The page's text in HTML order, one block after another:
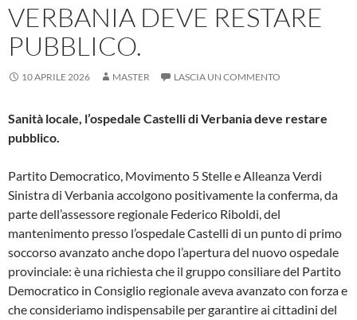
VERBANIA DEVE RESTARE
PUBBLICO.
10 APRILE 2026 MASTER LASCIA UN COMMENTO
Sanità locale, l’ospedale Castelli di Verbania deve restare
pubblico.
Partito Democratico, Movimento 5 Stelle e Alleanza Verdi
Sinistra di Verbania accolgono positivamente la conferma, da
parte dell’assessore regionale Federico Riboldi, del
mantenimento presso l’ospedale Castelli di un punto di primo
soccorso avanzato anche dopo l’apertura del nuovo ospedale
provinciale: è una richiesta che il gruppo consiliare del Partito
Democratico in Consiglio regionale aveva avanzato con forza e
che consideriamo indispensabile per garantire ai cittadini del